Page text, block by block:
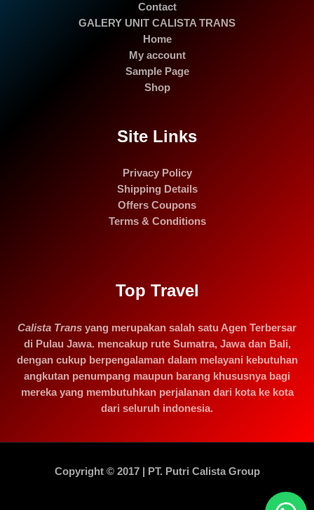
Contact
GALERY UNIT CALISTA TRANS
Home
My account
Sample Page
Shop
Site Links
Privacy Policy
Shipping Details
Offers Coupons
Terms & Conditions
Top Travel
Calista Trans yang merupakan salah satu Agen Terbersar
di Pulau Jawa. mencakup rute Sumatra, Jawa dan Bali,
dengan cukup berpengalaman dalam melayani kebutuhan
angkutan penumpang maupun barang khususnya bagi
mereka yang membutuhkan perjalanan dari kota ke kota
dari seluruh indonesia.
Copyright © 2017 | PT. Putri Calista Group